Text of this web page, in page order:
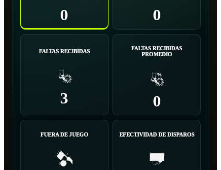
0 0
FALTAS RECIBIDAS
3
FALTAS RECIBIDAS
PROMEDIO
0
FUERA DE JUEGO EFECTIVIDAD DE DISPAROS